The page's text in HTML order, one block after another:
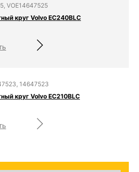
VOE14647525
круг Volvo EC240BLC
14647523
круг Volvo EC210BLC